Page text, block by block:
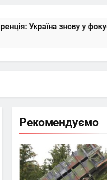
знову у фокусі світу
Рекомендуємо